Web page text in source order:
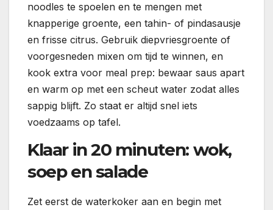
noodles te spoelen en te mengen met
knapperige groente, een tahin- of pindasausje
en frisse citrus. Gebruik diepvriesgroente of
voorgesneden mixen om tijd te winnen, en
kook extra voor meal prep: bewaar saus apart
en warm op met een scheut water zodat alles
sappig blijft. Zo staat er altijd snel iets
voedzaams op tafel.
Klaar in 20 minuten: wok,
soep en salade
Zet eerst de waterkoker aan en begin met